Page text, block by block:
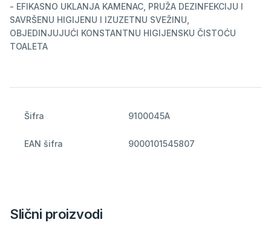
- EFIKASNO UKLANJA KAMENAC, PRUŽA DEZINFEKCIJU I
SAVRŠENU HIGIJENU I IZUZETNU SVEŽINU,
OBJEDINJUJUĆI KONSTANTNU HIGIJENSKU ČISTOĆU
TOALETA
Šifra 9100045A
EAN šifra 9000101545807
Slični proizvodi